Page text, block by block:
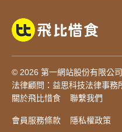
© 2026 第一網站股份有限公司
法律顧問：益思科技法律事務
關於飛比惜食
聯繫我們
會員服務條款 隱私權政策